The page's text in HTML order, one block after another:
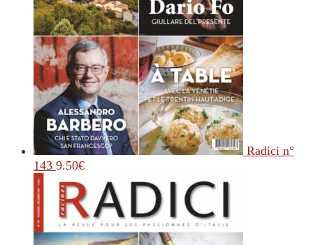
Radici n°
143 9.50€